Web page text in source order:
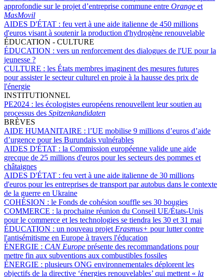
approfondie sur le projet d’entreprise commune entre Orange et
MasMovil
AIDES D'ÉTAT : feu vert à une aide italienne de 450 millions
d'euros visant à soutenir la production d'hydrogène renouvelable
ÉDUCATION - CULTURE
ÉDUCATION : vers un renforcement des dialogues de l'UE pour la
jeunesse ?
CULTURE : les États membres imaginent des mesures futures
pour assister le secteur culturel en proie à la hausse des prix de
l'énergie
INSTITUTIONNEL
PE2024 : les écologistes européens renouvellent leur soutien au
processus des Spitzenkandidaten
BRÈVES
AIDE HUMANITAIRE : l’UE mobilise 9 millions d’euros d’aide
d’urgence pour les Burundais vulnérables
AIDES D'ÉTAT : la Commission européenne valide une aide
grecque de 25 millions d'euros pour les secteurs des pommes et
châtaignes
AIDES D'ÉTAT : feu vert à une aide italienne de 30 millions
d'euros pour les entreprises de transport par autobus dans le contexte
de la guerre en Ukraine
COHÉSION : le Fonds de cohésion souffle ses 30 bougies
COMMERCE : la prochaine réunion du Conseil UE/États-Unis
pour le commerce et les technologies se tiendra les 30 et 31 mai
ÉDUCATION : un nouveau projet Erasmus+ pour lutter contre
l'antisémitisme en Europe à travers l'éducation
ÉNERGIE : CAN Europe présente des recommandations pour
mettre fin aux subventions aux combustibles fossiles
ÉNERGIE : plusieurs ONG environnementales déplorent les
objectifs de la directive ‘énergies renouvelables’ qui mettent « la